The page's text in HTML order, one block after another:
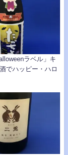
ラベル」キ
でハッピー・ハロ